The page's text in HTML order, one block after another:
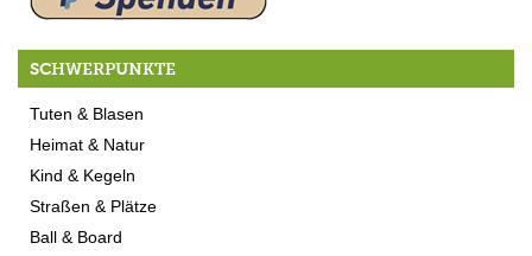
SCHWERPUNKTE
Tuten & Blasen
Heimat & Natur
Kind & Kegeln
Straßen & Plätze
Ball & Board